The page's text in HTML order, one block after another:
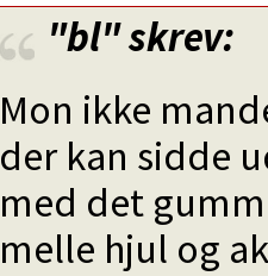
"bl"skrev:
Mon ikke
der kan sidde
med det
melle hjul og